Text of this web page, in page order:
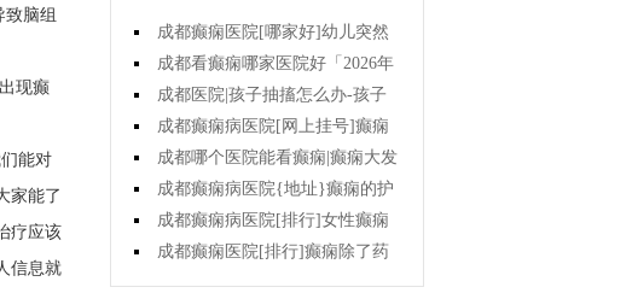
脑组
现癫
能对
家能了
疗应该
信息就
成都癫痫医院[哪家好]幼儿突然
抽搐翻白眼是癫痫吗?
成都看癫痫哪家医院好「2026年
度公布」癫痫要做的护理有哪些?
成都医院|孩子抽搐怎么办-孩子
癫痫病的症状是什么?
成都癫痫病医院[网上挂号]癫痫
的遗传率高不高?
成都哪个医院能看癫痫|癫痫大发
作的原因有哪些?
成都癫痫病医院{地址}癫痫的护
理有哪些?
成都癫痫病医院[排行]女性癫痫
病人能哺乳吗?
成都癫痫医院[排行]癫痫除了药
物还能怎么治?